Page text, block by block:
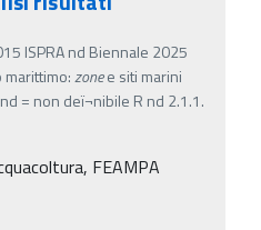
ISPRA nd Biennale 2025
marittimo:zonee siti marini
= non deï¬nibile R nd 2.1.1.
FEAMPA